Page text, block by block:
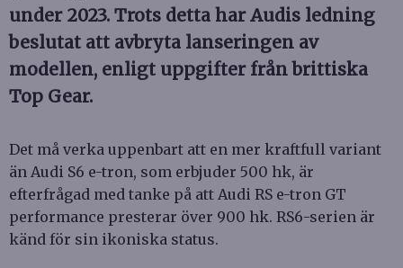
under 2023. Trots detta har Audis ledning
beslutat att avbryta lanseringen av
modellen, enligt uppgifter från brittiska
Top Gear.
Det må verka uppenbart att en mer kraftfull variant
än Audi S6 e-tron, som erbjuder 500 hk, är
efterfrågad med tanke på att Audi RS e-tron GT
performance presterar över 900 hk. RS6-serien är
känd för sin ikoniska status.